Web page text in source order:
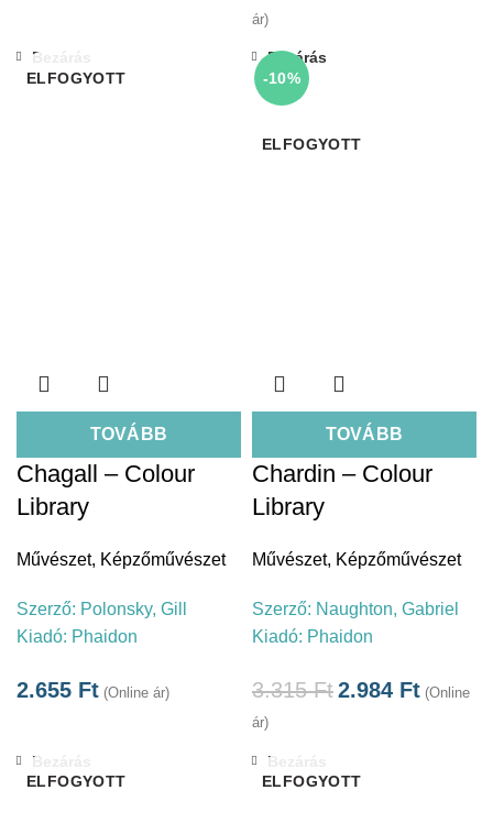
ár)
ELFOGYOTT
TOVÁBB
Bezárás
Chagall – Colour
Library
Művészet, Képzőművészet
Szerző: Polonsky, Gill
Kiadó: Phaidon
2.655 Ft (Online ár)
-10%
ELFOGYOTT
TOVÁBB
Bezárás
Chardin – Colour
Library
Művészet, Képzőművészet
Szerző: Naughton, Gabriel
Kiadó: Phaidon
3.315Ft2.984 Ft (Online
ár)
ELFOGYOTT
Bezárás
ELFOGYOTT
Bezárás